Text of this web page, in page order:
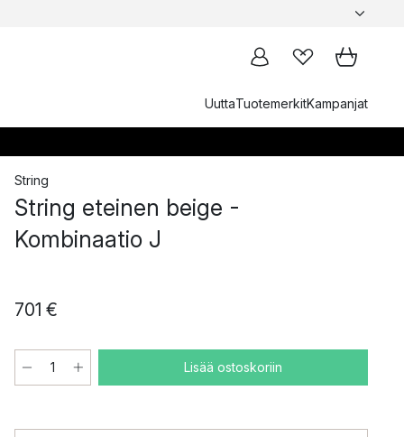
UuttaTuotemerkitKampanjat
String
String eteinen beige -
Kombinaatio J
701 €
Lisää ostoskoriin